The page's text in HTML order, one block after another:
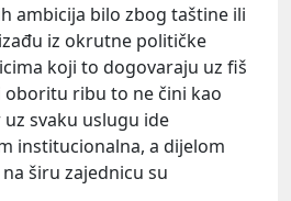
ambicija bilo zbog taštine ili
iz okrutne političke
koji to dogovaraju uz fiš
oboritu ribu to ne čini kao
svaku uslugu ide
institucionalna, a dijelom
širu zajednicu su